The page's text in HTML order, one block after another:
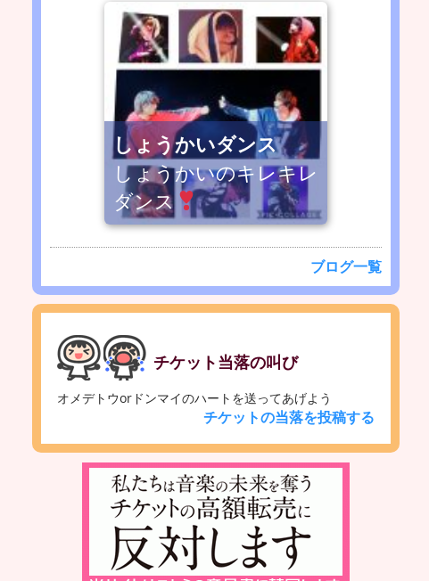
しょうかいダンス
しょうかいのキレキレ
ダンス
ブログ一覧
チケット当落の叫び
オメデトウorドンマイのハートを送ってあげよう
チケットの当落を投稿する